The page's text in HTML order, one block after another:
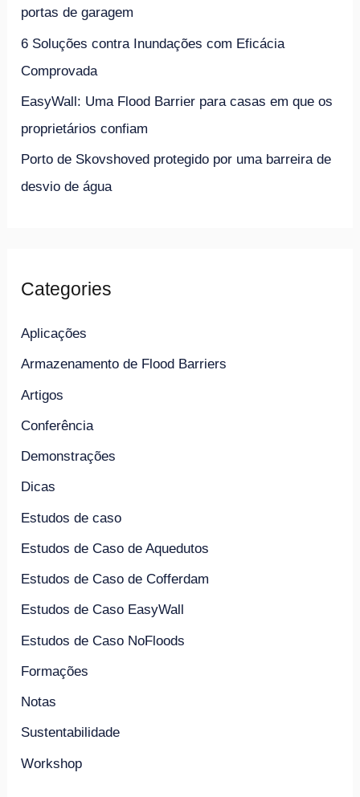
portas de garagem
6 Soluções contra Inundações com Eficácia
Comprovada
EasyWall: Uma Flood Barrier para casas em que os
proprietários confiam
Porto de Skovshoved protegido por uma barreira de
desvio de água
Categories
Aplicações
Armazenamento de Flood Barriers
Artigos
Conferência
Demonstrações
Dicas
Estudos de caso
Estudos de Caso de Aquedutos
Estudos de Caso de Cofferdam
Estudos de Caso EasyWall
Estudos de Caso NoFloods
Formações
Notas
Sustentabilidade
Workshop